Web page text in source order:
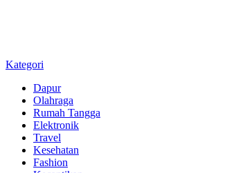
Kategori
Dapur
Olahraga
Rumah Tangga
Elektronik
Travel
Kesehatan
Fashion